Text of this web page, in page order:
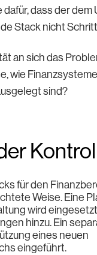
dass der
Stack nicht
an sich das
wie
sind?
für den
Weise. Eine
wird
hinzu. Ein
eines neuen
eingeführt.